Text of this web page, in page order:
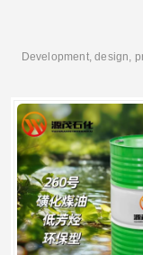
Development, design,